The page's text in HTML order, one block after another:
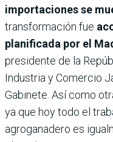
importaciones se
transformación fue
planificada por el
presidente de la
Industria y Comercio
Gabinete. Así como
ya que hoy todo el
agroganadero es